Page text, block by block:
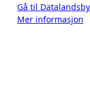
Gå til
Mer informasjon